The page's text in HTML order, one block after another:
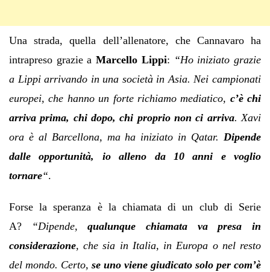
Una strada, quella dell’allenatore, che Cannavaro ha
intrapreso grazie aMarcello Lippi: “Ho iniziato grazie
a Lippi arrivando in una società in Asia. Nei campionati
europei, che hanno un forte richiamo mediatico, c’è chi
arriva prima, chi dopo, chi proprio non ci arriva. Xavi
ora è al Barcellona, ma ha iniziato in Qatar. Dipende
dalle opportunità, io alleno da 10 anni e voglio
tornare“.
Forse la speranza è la chiamata di un club di Serie
A?
“Dipende,qualunque chiamata va presa in
considerazione, che sia in Italia, in Europa o nel resto
del mondo. Certo, se uno viene giudicato solo per com’è